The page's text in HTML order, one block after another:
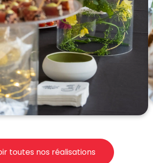
toutes nos réalisations